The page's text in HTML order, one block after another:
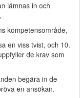
lämnas in och
kompetensområde,
en viss tvist, och 10.
de krav som
begära in de
en ansökan.